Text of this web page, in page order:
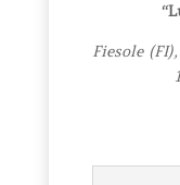
Fiesole